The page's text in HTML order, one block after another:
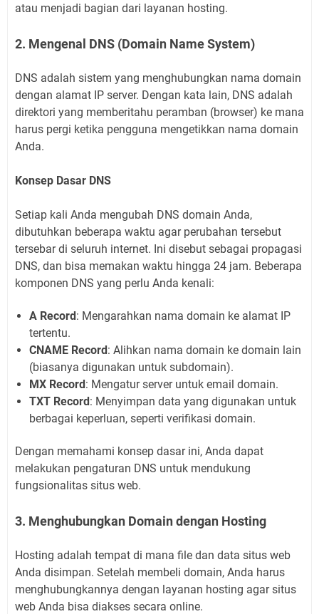
atau menjadi bagian dari layanan hosting.
2. Mengenal DNS (Domain Name System)
DNS adalah sistem yang menghubungkan nama domain
dengan alamat IP server. Dengan kata lain, DNS adalah
direktori yang memberitahu peramban (browser) ke mana
harus pergi ketika pengguna mengetikkan nama domain
Anda.
Konsep Dasar DNS
Setiap kali Anda mengubah DNS domain Anda,
dibutuhkan beberapa waktu agar perubahan tersebut
tersebar di seluruh internet. Ini disebut sebagai propagasi
DNS, dan bisa memakan waktu hingga 24 jam. Beberapa
komponen DNS yang perlu Anda kenali:
A Record: Mengarahkan nama domain ke alamat IP
tertentu.
CNAME Record: Alihkan nama domain ke domain lain
(biasanya digunakan untuk subdomain).
MX Record: Mengatur server untuk email domain.
TXT Record: Menyimpan data yang digunakan untuk
berbagai keperluan, seperti verifikasi domain.
Dengan memahami konsep dasar ini, Anda dapat
melakukan pengaturan DNS untuk mendukung
fungsionalitas situs web.
3. Menghubungkan Domain dengan Hosting
Hosting adalah tempat di mana file dan data situs web
Anda disimpan. Setelah membeli domain, Anda harus
menghubungkannya dengan layanan hosting agar situs
web Anda bisa diakses secara online.